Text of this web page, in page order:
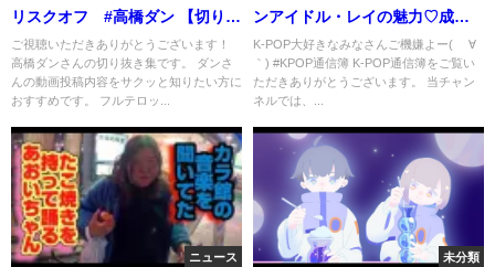
リスクオフ #高橋ダン 【切り抜
き】 From 2022/2/22 ＃米国株
＃ナスダック #NASDAQ ＃
SP500 #ロシア侵攻 ＃ウクライ
ご視聴いただきありがとうございます！
高橋ダンさんの切り抜き集です。 ダンさ
んの動画投稿内容をサクッと知りたい方に
おすすめです。 フルテロッ...
ンアイドル・レイの魅力♡成功
したオタクのレドベルとの関係
とは？
K-POP大好きなみなさんご機嫌よー( ´∀
｀) #KPOP通信簿 K-POP通信簿をご覧い
ただきありがとうございます。 当チャン
ネルでは、...
ニュース 未分類